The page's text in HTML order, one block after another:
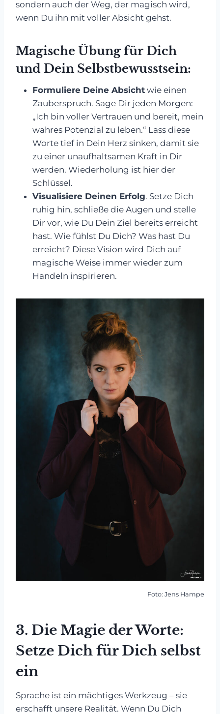
sondern auch der Weg, der magisch wird,
wenn Du ihn mit voller Absicht gehst.
Magische Übung für Dich
und Dein Selbstbewusstsein:
Formuliere Deine Absicht wie einen
Zauberspruch. Sage Dir jeden Morgen:
„Ich bin voller Vertrauen und bereit, mein
wahres Potenzial zu leben.“ Lass diese
Worte tief in Dein Herz sinken, damit sie
zu einer unaufhaltsamen Kraft in Dir
werden. Wiederholung ist hier der
Schlüssel.
Visualisiere Deinen Erfolg. Setze Dich
ruhig hin, schließe die Augen und stelle
Dir vor, wie Du Dein Ziel bereits erreicht
hast. Wie fühlst Du Dich? Was hast Du
erreicht? Diese Vision wird Dich auf
magische Weise immer wieder zum
Handeln inspirieren.
Foto: Jens Hampe
3. Die Magie der Worte:
Setze Dich für Dich selbst
ein
Sprache ist ein mächtiges Werkzeug – sie
erschafft unsere Realität. Wenn Du Dich